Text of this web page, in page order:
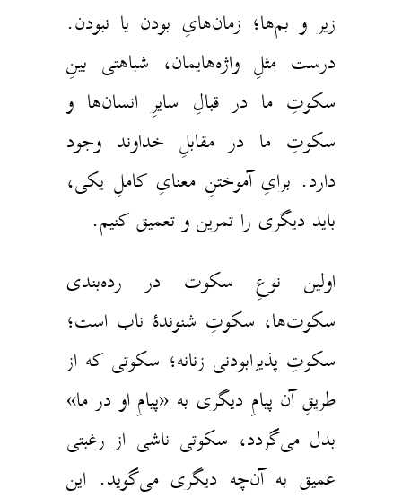
و بم‌ها؛ زمان‌هایِ بودن یا نبودن.
مثلِ‌ واژه‌هایمان، شباهتی بینِ
ما در قبالِ سایرِ انسان‌ها و
ما در مقابلِ خداوند وجود
برایِ آموختنِ معنایِ کاملِ یکی،
دیگری را تمرین و تعمیق کنیم.
نوعِ‌ سکوت در رده‌بندی
سکوتِ شنوندهٔ ناب است؛
پذیرابودنی زنانه؛ سکوتی که از
آن پیامِ دیگری به «پیامِ او در ما»
می‌گردد، سکوتی ناشی از رغبتی
به آن‌چه دیگری می‌گوید. این